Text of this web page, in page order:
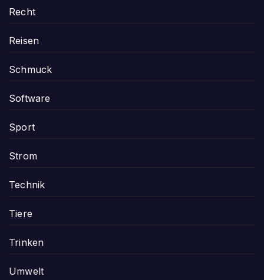
Recht
Reisen
Schmuck
Software
Sport
Strom
Technik
Tiere
Trinken
Umwelt